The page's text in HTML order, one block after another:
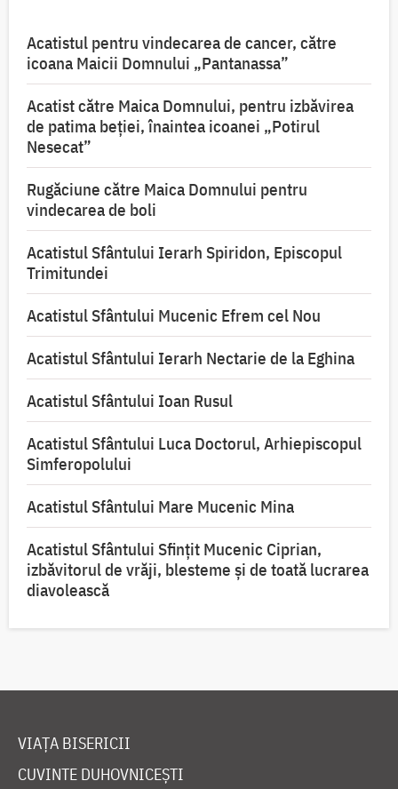
Acatistul pentru vindecarea de cancer, către
icoana Maicii Domnului „Pantanassa”
Acatist către Maica Domnului, pentru izbăvirea
de patima beției, înaintea icoanei „Potirul
Nesecat”
Rugăciune către Maica Domnului pentru
vindecarea de boli
Acatistul Sfântului Ierarh Spiridon, Episcopul
Trimitundei
Acatistul Sfântului Mucenic Efrem cel Nou
Acatistul Sfântului Ierarh Nectarie de la Eghina
Acatistul Sfântului Ioan Rusul
Acatistul Sfântului Luca Doctorul, Arhiepiscopul
Simferopolului
Acatistul Sfântului Mare Mucenic Mina
Acatistul Sfântului Sfințit Mucenic Ciprian,
izbăvitorul de vrăji, blesteme și de toată lucrarea
diavolească
VIAȚA BISERICII
CUVINTE DUHOVNICEȘTI